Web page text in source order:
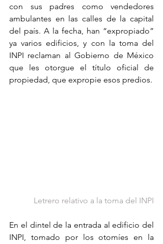
con sus padres como vendedores
ambulantes en las calles de la capital
del país. A la fecha, han “expropiado”
ya varios edificios, y con la toma del
INPI reclaman al Gobierno de México
que les otorgue el título oficial de
Letrero relativo a la toma del INPI
En el dintel de la entrada al edificio del
INPI, tomado por los otomíes en la